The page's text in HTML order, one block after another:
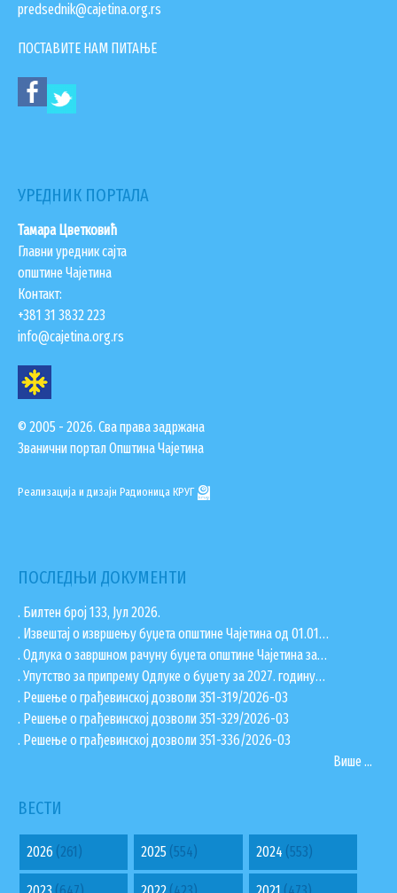
predsednik@cajetina.org.rs
ПОСТАВИТЕ НАМ ПИТАЊЕ
УРЕДНИК ПОРТАЛА
Тамара Цветковић
Главни уредник сајта
општине Чајетина
Контакт:
+381 31 3832 223
info@cajetina.org.rs
© 2005 - 2026. Сва права задржана
Званични портал Општина Чајетина
Реализација и дизајн Радионица КРУГ
ПОСЛЕДЊИ ДОКУМЕНТИ
. Билтен број 133, Јул 2026.
. Извештај о извршењу буџета општине Чајетина од 01.01…
. Одлука о завршном рачуну буџета општине Чајетина за…
. Упутство за припрему Одлуке о буџету за 2027. годину…
. Решење о грађевинској дозволи 351-319/2026-03
. Решење о грађевинској дозволи 351-329/2026-03
. Решење о грађевинској дозволи 351-336/2026-03
Више ...
ВЕСТИ
2026 (261) 2025 (554) 2024 (553)